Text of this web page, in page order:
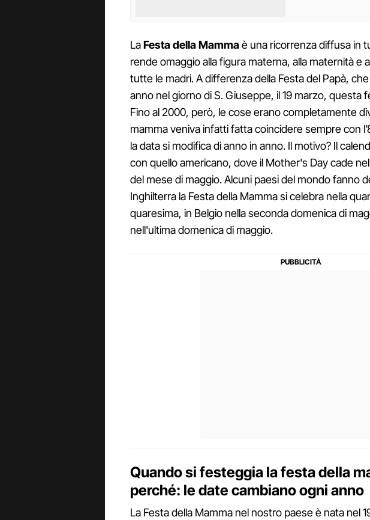
LaFesta della Mammaè una ricorrenza diffusa in
rende omaggio alla figura materna, alla maternità e
tutte le madri. A differenza della Festa del Papà,
anno nel giorno di S. Giuseppe, il 19 marzo, questa
Fino al 2000, però, le cose erano completamente
mamma veniva infatti fatta coincidere sempre con
la data si modifica di anno in anno. Il motivo? Il
con quello americano, dove il Mother's Day cade
del mese di maggio. Alcuni paesi del mondo fanno
Inghilterra la Festa della Mamma si celebra nella
quaresima, in Belgio nella seconda domenica di
nell'ultima domenica di maggio.
Quando si festeggia la festa della
perché: le date cambiano ogni anno
La Festa della Mamma nel nostro paese è nata nel